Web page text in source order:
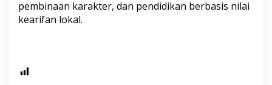
pembinaan karakter, dan pendidikan berbasis nilai
kearifan lokal.